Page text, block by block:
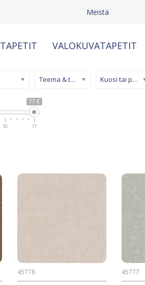
Meistä
TAPETIT VALOKUVATAPETIT
77 €
58 77
Teema & tyyli Kuosi tai pinta
45778 45777